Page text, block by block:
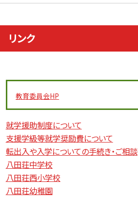
リンク
教育委員会HP
就学援助制度について
支援学級等就学奨励費について
転出入や入学についての手続き・ご相談
八田荘中学校
八田荘西小学校
八田荘幼稚園